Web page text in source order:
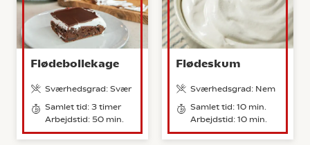
Flødebollekage
Sværhedsgrad: Svær
Samlet tid: 3 timer
Arbejdstid: 50 min.
Flødeskum
Sværhedsgrad: Nem
Samlet tid: 10 min.
Arbejdstid: 10 min.